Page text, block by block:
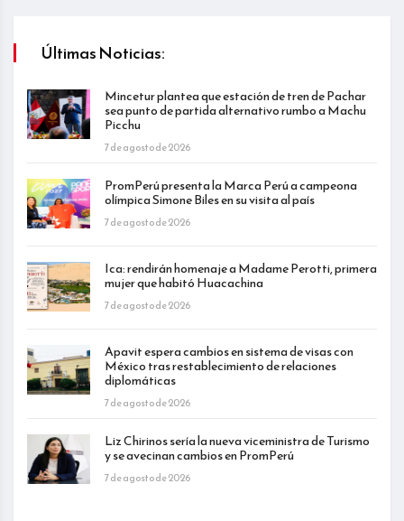
Últimas Noticias:
Mincetur plantea que estación de tren de Pachar
sea punto de partida alternativo rumbo a Machu
Picchu
7 de agosto de 2026
PromPerú presenta la Marca Perú a campeona
olímpica Simone Biles en su visita al país
7 de agosto de 2026
Ica: rendirán homenaje a Madame Perotti, primera
mujer que habitó Huacachina
7 de agosto de 2026
Apavit espera cambios en sistema de visas con
México tras restablecimiento de relaciones
diplomáticas
7 de agosto de 2026
Liz Chirinos sería la nueva viceministra de Turismo
y se avecinan cambios en PromPerú
7 de agosto de 2026